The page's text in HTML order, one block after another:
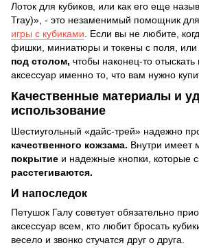
Лоток для кубиков, или как его еще
Tray)», - это незаменимый помощник
игры с кубиками . Если вы не любите,
фишки, миниатюры и токены с поля, или
под столом, чтобы наконец-то отыскать
аксессуар именно то, что вам нужно
Качественные материалы и
использование
Шестиугольный «дайс-трей» надежно
качественного кожзама. Внутри имеет
покрытие и надежные кнопки, которые
расстегиваются.
И напоследок
Петушок Галу советует обязательно
аксессуар всем, кто любит бросать
весело и звонко стучатся друг о друга.